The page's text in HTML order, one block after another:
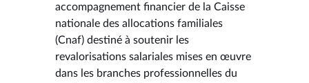
accompagnement financier de la Caisse
nationale des allocations familiales
(Cnaf) destiné à soutenir les
revalorisations salariales mises en œuvre
dans les branches professionnelles du